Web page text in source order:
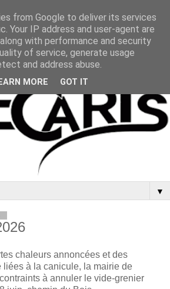
▼
chaleurs annoncées et des
liées à la canicule, la mairie de
à annuler le vide-grenier
from Google to deliver its services
Your IP address and user-agent are
with performance and security
of service, generate usage
and address abuse.
MORE GOT IT